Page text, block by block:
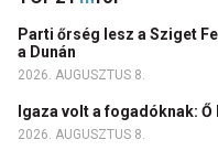
Parti őrség lesz a Sziget
a Dunán
2026. AUGUSZTUS 8.
Igaza volt a fogadóknak:
2026. AUGUSZTUS 8.